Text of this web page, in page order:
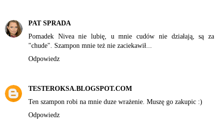
PAT SPRADA
Pomadek Nivea nie lubię, u mnie cudów nie działają, są za
"chude". Szampon mnie też nie zaciekawił...
Odpowiedz
TESTEROKSA.BLOGSPOT.COM
Ten szampon robi na mnie duze wrażenie. Muszę go zakupic :)
Odpowiedz